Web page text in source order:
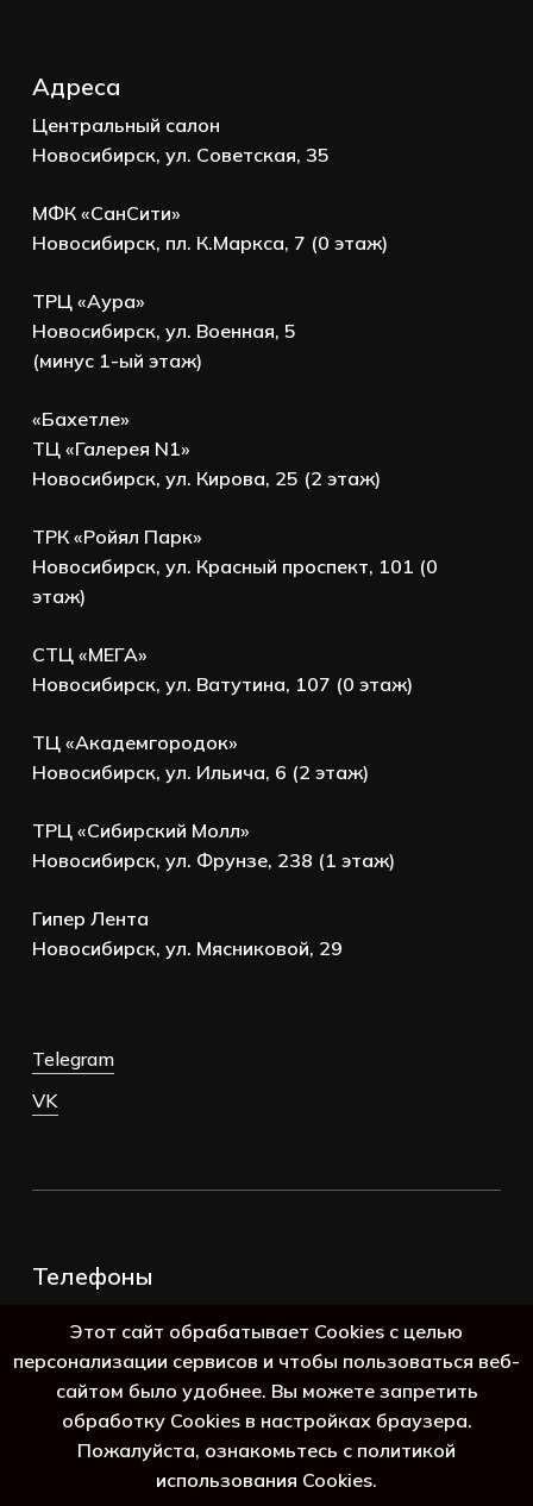
Адреса
Центральный салон
Новосибирск, ул. Советская, 35
МФК «СанСити»
Новосибирск, пл. К.Маркса, 7 (0 этаж)
ТРЦ «Аура»
Новосибирск, ул. Военная, 5
(минус 1-ый этаж)
«Бахетле»
ТЦ «Галерея N1»
Новосибирск, ул. Кирова, 25 (2 этаж)
ТРК «Ройял Парк»
Новосибирск, ул. Красный проспект, 101 (0
этаж)
СТЦ «МЕГА»
Новосибирск, ул. Ватутина, 107 (0 этаж)
ТЦ «Академгородок»
Новосибирск, ул. Ильича, 6 (2 этаж)
ТРЦ «Сибирский Молл»
Новосибирск, ул. Фрунзе, 238 (1 этаж)
Гипер Лента
Новосибирск, ул. Мясниковой, 29
Telegram
VK
Телефоны
8 (800) 250-69-39
Этот сайт обрабатывает Cookies с целью
персонализации сервисов и чтобы пользоваться веб-
сайтом было удобнее. Вы можете запретить
обработку Cookies в настройках браузера.
Пожалуйста, ознакомьтесь с политикой
использования Cookies.